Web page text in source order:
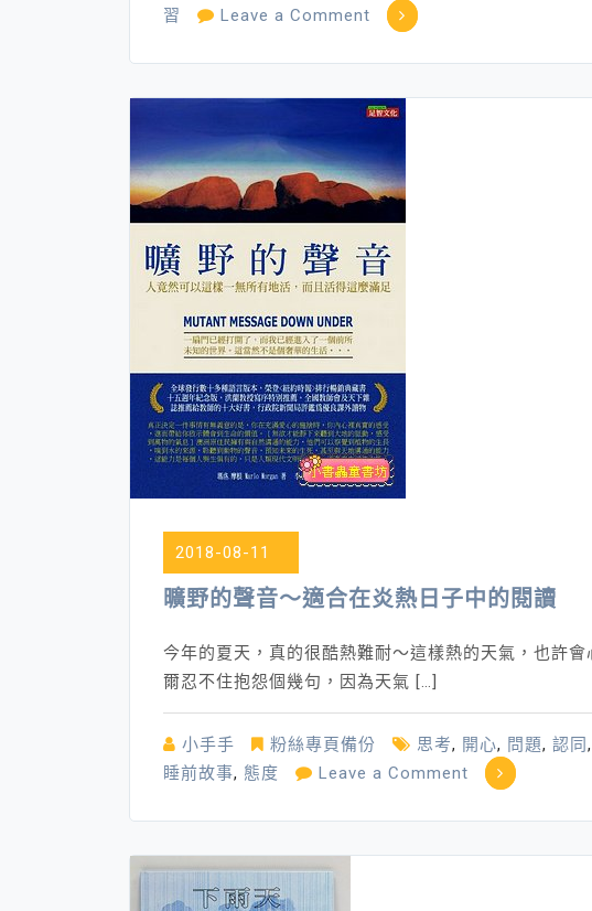
習
Leave a Comment on
靈
─
天
確
實
的
父
母
2018-08-11
曠野的聲音～適合在炎熱日子中的閱讀
今年的夏天，真的很酷熱難耐～這樣熱的天氣，也許
爾忍不住抱怨個幾句，因為天氣 […]
小手手 粉絲專頁備份 思考, 開心, 問題, 認同,
睡前故事, 態度 Leave a Comment on
的